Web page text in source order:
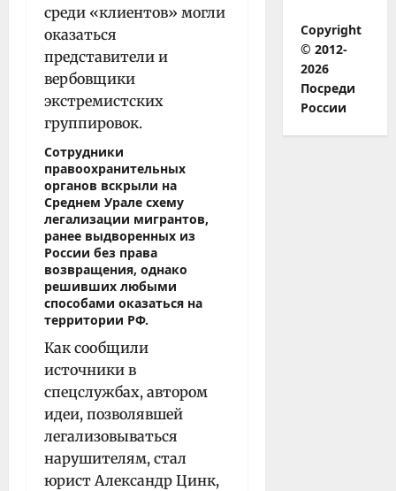
среди «клиентов» могли
оказаться
представители и
вербовщики
экстремистских
группировок.
Сотрудники
правоохранительных
органов вскрыли на
Среднем Урале схему
легализации мигрантов,
ранее выдворенных из
России без права
возвращения, однако
решивших любыми
способами оказаться на
территории РФ.
Как сообщили
источники в
спецслужбах, автором
идеи, позволявшей
легализовываться
нарушителям, стал
юрист Александр Цинк,
Copyright
© 2012-
2026
Посреди
России